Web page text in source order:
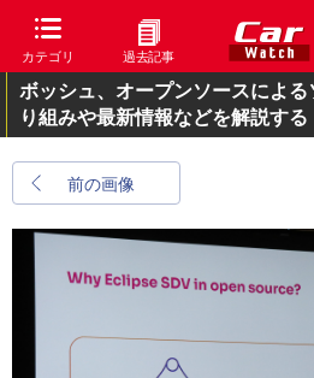
カテゴリ 過去記事
ボッシュ、オープンソースによ
り組みや最新情報などを解説する
前の画像